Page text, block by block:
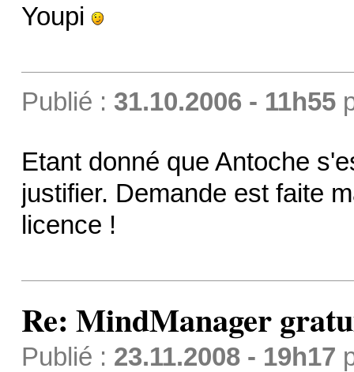
Youpi
Publié : 31.10.2006 - 11h55
Etant donné que Antoche
justifier. Demande est faite
licence !
Re: MindManager
Publié : 23.11.2008 - 19h17